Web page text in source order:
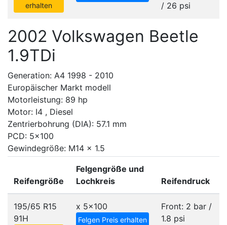
erhalten
/ 26 psi
2002 Volkswagen Beetle
1.9TDi
Generation: A4 1998 - 2010
Europäischer Markt modell
Motorleistung: 89 hp
Motor: I4 , Diesel
Zentrierbohrung (DIA): 57.1 mm
PCD: 5x100
Gewindegröße: M14 x 1.5
Reifengröße
Felgengröße und
Lochkreis
Reifendruck
195/65 R15
91H
x 5x100
Felgen Preis erhalten
Front: 2 bar /
1.8 psi